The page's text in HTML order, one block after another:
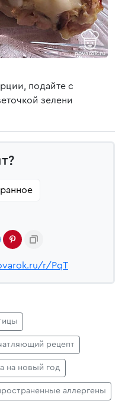
подайте с
зелени
r/PqT
рецепт
на новый год
аллергены